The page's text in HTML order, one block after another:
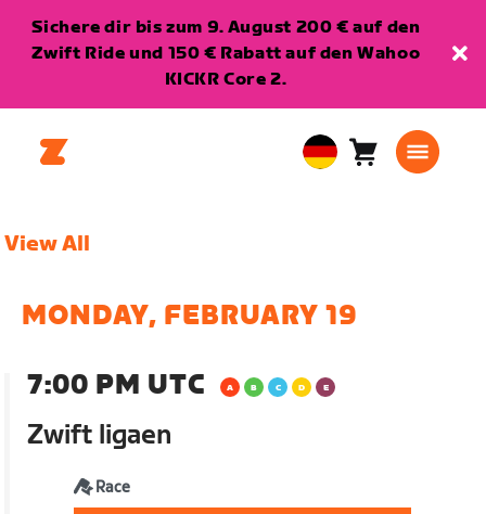
Sichere dir bis zum 9. August 200 € auf den
Zwift Ride und 150 € Rabatt auf den Wahoo
KICKR Core 2.
EuropeanWarenkorb
View All
MONDAY, FEBRUARY 19
7:00 PM UTC
Zwift ligaen
Race